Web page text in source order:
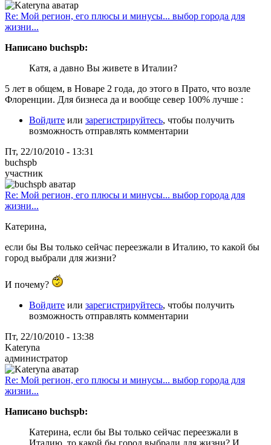
Re: Мой регион, его плюсы и минусы... выбор города для
жизни...
Написано buchspb:
Катя, а давно Вы живете в Италии?
5 лет в общем, в Новаре 2 года, до этого в Прато, что возле
Флоренции. Для бизнеса да и вообще север 100% лучше :
Войдите или зарегистрируйтесь, чтобы получить
возможность отправлять комментарии
Пт, 22/10/2010 - 13:31
buchspb
участник
Re: Мой регион, его плюсы и минусы... выбор города для
жизни...
Катерина,
если бы Вы только сейчас переезжали в Италию, то какой бы
город выбрали для жизни?
И почему?
Войдите или зарегистрируйтесь, чтобы получить
возможность отправлять комментарии
Пт, 22/10/2010 - 13:38
Kateryna
администратор
Re: Мой регион, его плюсы и минусы... выбор города для
жизни...
Написано buchspb:
Катерина, если бы Вы только сейчас переезжали в
Италию, то какой бы город выбрали для жизни? И